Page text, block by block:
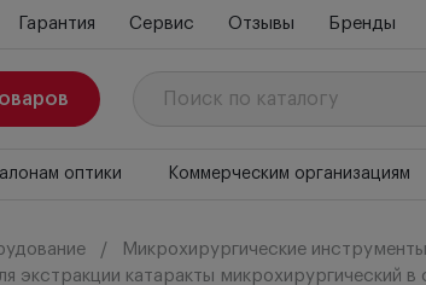
Гарантия Сервис Отзывы Бренды
оптики Коммерческим организациям
Микрохирургические
экстракции катаракты микрохирургический